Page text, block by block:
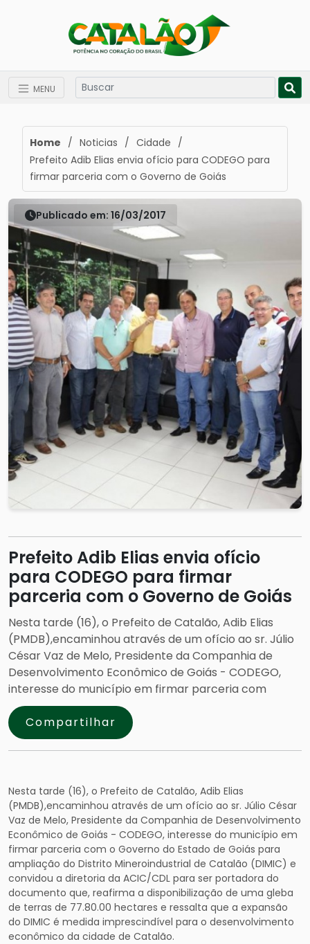
MENU
Home / Noticias / Cidade /
Prefeito Adib Elias envia ofício para CODEGO para
firmar parceria com o Governo de Goiás
Publicado em: 16/03/2017
Prefeito Adib Elias envia ofício
para CODEGO para firmar
parceria com o Governo de Goiás
Nesta tarde (16), o Prefeito de Catalão, Adib Elias
(PMDB),encaminhou através de um ofício ao sr. Júlio
César Vaz de Melo, Presidente da Companhia de
Desenvolvimento Econômico de Goiás - CODEGO,
interesse do município em firmar parceria com
Compartilhar
Nesta tarde (16), o Prefeito de Catalão, Adib Elias
(PMDB),encaminhou através de um ofício ao sr. Júlio César
Vaz de Melo, Presidente da Companhia de Desenvolvimento
Econômico de Goiás - CODEGO, interesse do município em
firmar parceria com o Governo do Estado de Goiás para
ampliação do Distrito Mineroindustrial de Catalão (DIMIC) e
convidou a diretoria da ACIC/CDL para ser portadora do
documento que, reafirma a disponibilização de uma gleba
de terras de 77.80.00 hectares e ressalta que a expansão
do DIMIC é medida imprescindível para o desenvolvimento
econômico da cidade de Catalão.